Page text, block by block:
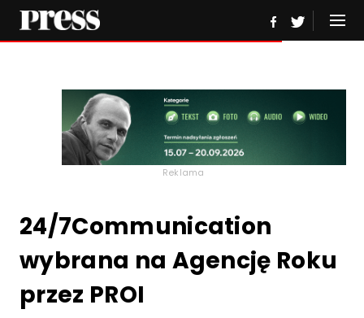
Reklama
24/7Communication
wybrana na Agencję Roku
przez PROI